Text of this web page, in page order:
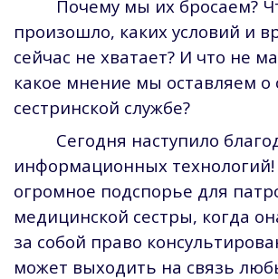
Почему мы их бросаем?
произошло, каких условий и
сейчас не хватает? И что не
какое мнение мы оставляем о
сестринской службе?
Сегодня наступило
информационных технологий!
огромное подспорье для
медицинской сестры, когда
за собой право
может выходить на связь